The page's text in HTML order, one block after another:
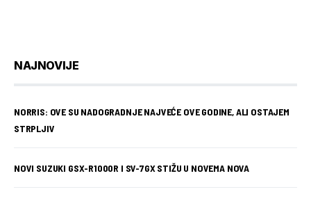
NAJNOVIJE
NORRIS: OVE SU NADOGRADNJE NAJVEĆE OVE GODINE, ALI OSTAJEM
STRPLJIV
NOVI SUZUKI GSX-R1000R I SV-7GX STIŽU U NOVEMA NOVA